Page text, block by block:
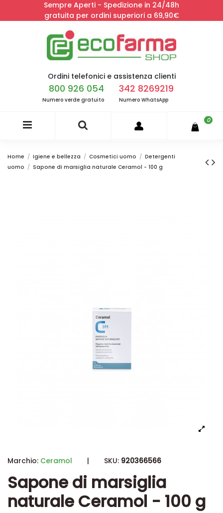
Sempre Aperti - Spedizione in 24/48h
gratuita per ordini superiori a 69,90€
Ordini telefonici e assistenza clienti
800 926 054
Numero verde gratuito
342 8269219
Numero WhatsApp
0
Home Igiene e bellezza Cosmetici uomo
Detergenti
uomo
Sapone di marsiglia naturale Ceramol - 100 g
Marchio: Ceramol | SKU: 920366566
Sapone di marsiglia
naturale Ceramol - 100 g